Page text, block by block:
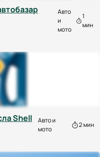
Авто
и
мото
1
мин
Shell
Авто и
мото
2 мин